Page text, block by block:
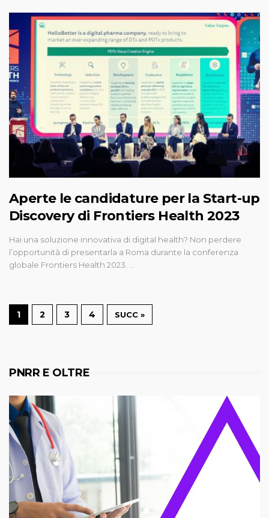
Aperte le candidature per la Start-up
Discovery di Frontiers Health 2023
Hai una soluzione innovativa di digital health? Non perdere
l’opportunità di presentarla a Roma durante la conferenza
globale Frontiers Health 2023. …
1 2 3 4 SUCC »
PNRR E OLTRE